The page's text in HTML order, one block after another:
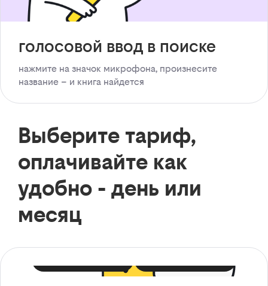
голосовой ввод в поиске
нажмите на значок микрофона, произнесите
название – и книга найдется
Выберите тариф,
оплачивайте как
удобно - день или
месяц